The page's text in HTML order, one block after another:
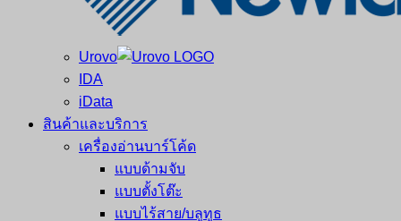
Urovo
IDA
iData
สินค้าและบริการ
เครื่องอ่านบาร์โค้ด
แบบด้ามจับ
แบบตั้งโต๊ะ
แบบไร้สาย/บลูทูธ